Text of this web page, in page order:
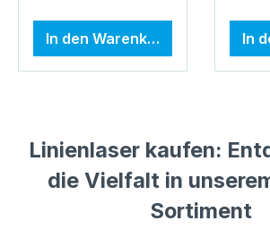
Kompakte Bauform
Modulierbar
Antireflex
sich um MD650-1-
5(12x34)-Q
In den Warenkorb In
Linienlaser kaufen:
die Vielfalt in
Sortiment